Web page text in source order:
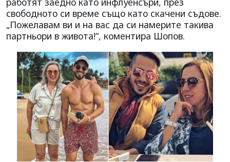
свободното си време също като скачени съдове.
„Пожелавам ви и на вас да си намерите такива
партньори в живота!“, коментира Шопов.